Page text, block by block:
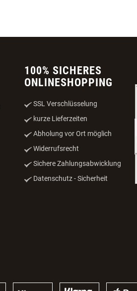
100% SICHERES
ONLINESHOPPING
SSL Verschlüsselung
kurze Lieferzeiten
Abholung vor Ort möglich
Widerrufsrecht
Sichere Zahlungsabwicklung
Datenschutz - Sicherheit